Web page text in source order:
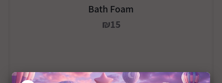
Bath Foam
₪15